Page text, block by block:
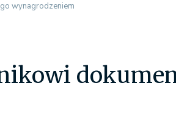
wynagrodzeniem